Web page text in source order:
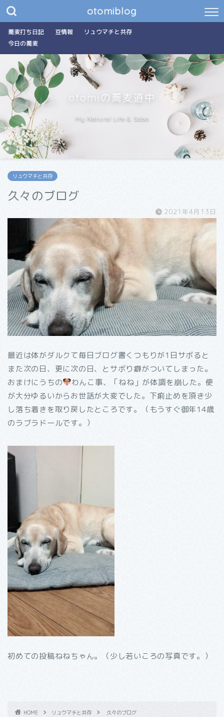
otomiblog
蕎麦打ち日記
今日の蕎麦
豆情報 リュウマチと共存
otomiの蕎麦道中
My Natural Life & Soba
リュウマチと共存
久々のブログ
2021年4月13日
最近は体がダルクて毎日ブログ書くつもりが1日サボると
また次の日、更に次の日、とサボり癖がついてしまった。
おまけにうちの
わんこ事、「ねね」が体調を崩した。便
が大分ゆるいからお世話が大変でした。下痢止めを頂き少
し落ち着きを取り戻したところです。（もうすぐ御年14歳
のラブラドールです。）
初めての投稿ねねちゃん。（少し若いころの写真です。）
HOME リュウマチと共存 久々のブログ